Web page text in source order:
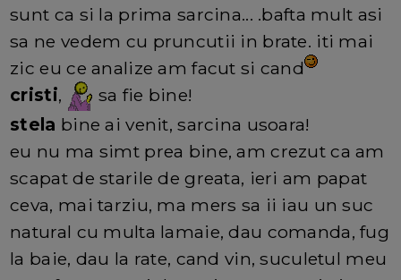
sunt ca si la prima sarcina... .bafta mult asi
sa ne vedem cu pruncutii in brate. iti mai
zic eu ce analize am facut si cand
cristi,
sa fie bine!
stela bine ai venit, sarcina usoara!
eu nu ma simt prea bine, am crezut ca am
scapat de starile de greata, ieri am papat
ceva, mai tarziu, ma mers sa ii iau un suc
natural cu multa lamaie, dau comanda, fug
la baie, dau la rate, cand vin, suculetul meu